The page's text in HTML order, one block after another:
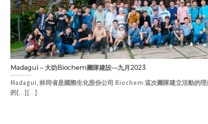
Madagui – 大叻Biochem團隊建設—九月2023
Madagui, 林同省是國際生化股份公司 Biochem 這次團隊建立活動的
的[...][...]